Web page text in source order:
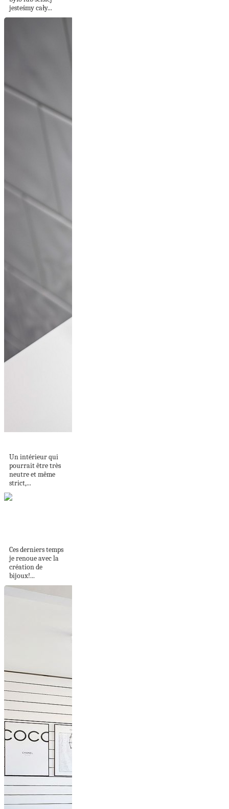
jesteśmy cały...
Un intérieur qui
pourrait être très
neutre et même
strict,...
Ces derniers temps
je renoue avec la
création de
bijoux!...